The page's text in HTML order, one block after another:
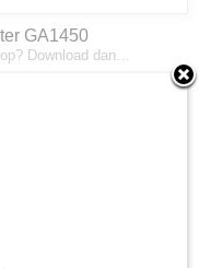
GA1450
Download dan…